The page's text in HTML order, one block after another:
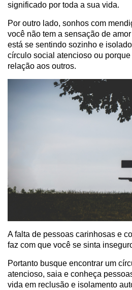
significado por toda a sua vida.
Por outro lado, sonhos com
você não tem a sensação de
está se sentindo sozinho e
círculo social atencioso ou
relação aos outros.
A falta de pessoas carinhosas e
faz com que você se sinta
Portanto busque encontrar um
atencioso, saia e conheça
vida em reclusão e isolamento